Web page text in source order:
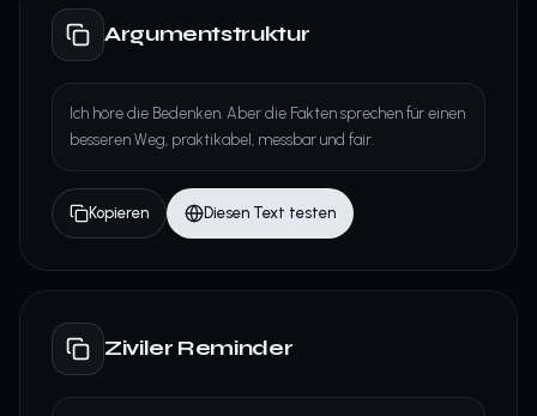
Argumentstruktur
Ich höre die Bedenken. Aber die Fakten sprechen für einen
besseren Weg, praktikabel, messbar und fair.
Kopieren Diesen Text testen
Ziviler Reminder